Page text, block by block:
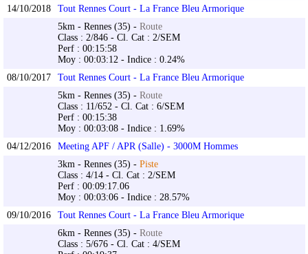
14/10/2018
Tout Rennes Court - La France Bleu Armorique
5km - Rennes (35) - Route
Class : 2/846 - Cl. Cat : 2/SEM
Perf : 00:15:58
Moy : 00:03:12 - Indice : 0.24%
08/10/2017
Tout Rennes Court - La France Bleu Armorique
5km - Rennes (35) - Route
Class : 11/652 - Cl. Cat : 6/SEM
Perf : 00:15:38
Moy : 00:03:08 - Indice : 1.69%
04/12/2016
Meeting APF / APR (Salle) - 3000M Hommes
3km - Rennes (35) - Piste
Class : 4/14 - Cl. Cat : 2/SEM
Perf : 00:09:17.06
Moy : 00:03:06 - Indice : 28.57%
09/10/2016
Tout Rennes Court - La France Bleu Armorique
6km - Rennes (35) - Route
Class : 5/676 - Cl. Cat : 4/SEM